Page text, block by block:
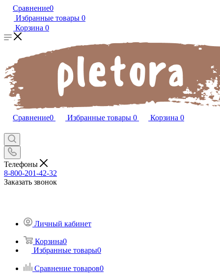
Сравнение0
Избранные товары 0
Корзина 0
Сравнение0 Избранные товары 0 Корзина 0
Телефоны
8-800-201-42-32
Заказать звонок
Личный кабинет
Корзина0
Избранные товары0
Сравнение товаров0